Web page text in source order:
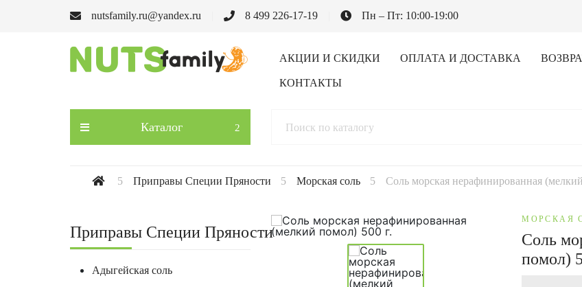
nutsfamily.ru@yandex.ru 8 499 226-17-19 Пн – Пт: 10:00-19:00
АКЦИИ И СКИДКИ ОПЛАТА И ДОСТАВКА
КОНТАКТЫ
Каталог
Приправы Специи Пряности Морская соль Соль морская нерафинированная
Приправы Специи Пряности
Адыгейская соль
МОРСКАЯ
Соль
помол)